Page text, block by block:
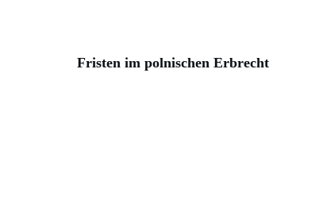
Fristen im polnischen Erbrecht